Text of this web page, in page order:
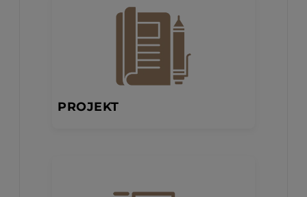
PROJEKT